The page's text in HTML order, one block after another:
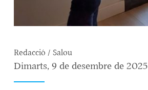
Redacció / Salou
Dimarts, 9 de desembre de 2025